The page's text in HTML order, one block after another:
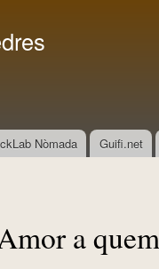
Nòmada Guifi.net
a